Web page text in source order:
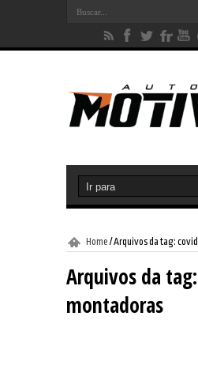
Home /Arquivos da tag:
Arquivos da tag:
montadoras